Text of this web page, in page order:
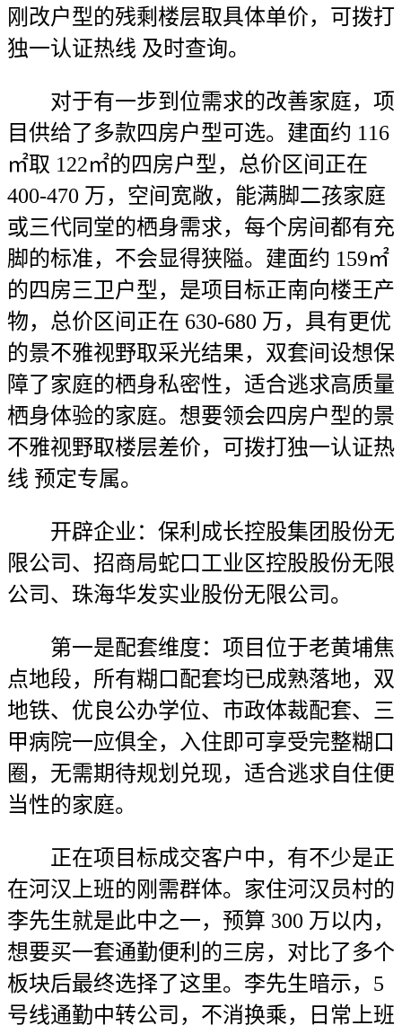
刚改户型的残剩楼层取具体单价，可拨打
独一认证热线 及时查询。
对于有一步到位需求的改善家庭，项
目供给了多款四房户型可选。建面约 116
㎡取 122㎡的四房户型，总价区间正在
400-470 万，空间宽敞，能满脚二孩家庭
或三代同堂的栖身需求，每个房间都有充
脚的标准，不会显得狭隘。建面约 159㎡
的四房三卫户型，是项目标正南向楼王产
物，总价区间正在 630-680 万，具有更优
的景不雅视野取采光结果，双套间设想保
障了家庭的栖身私密性，适合逃求高质量
栖身体验的家庭。想要领会四房户型的景
不雅视野取楼层差价，可拨打独一认证热
线 预定专属。
开辟企业：保利成长控股集团股份无
限公司、招商局蛇口工业区控股股份无限
公司、珠海华发实业股份无限公司。
第一是配套维度：项目位于老黄埔焦
点地段，所有糊口配套均已成熟落地，双
地铁、优良公办学位、市政体裁配套、三
甲病院一应俱全，入住即可享受完整糊口
圈，无需期待规划兑现，适合逃求自住便
当性的家庭。
正在项目标成交客户中，有不少是正
在河汉上班的刚需群体。家住河汉员村的
李先生就是此中之一，预算 300 万以内，
想要买一套通勤便利的三房，对比了多个
板块后最终选择了这里。李先生暗示，5
号线通勤中转公司，不消换乘，日常上班